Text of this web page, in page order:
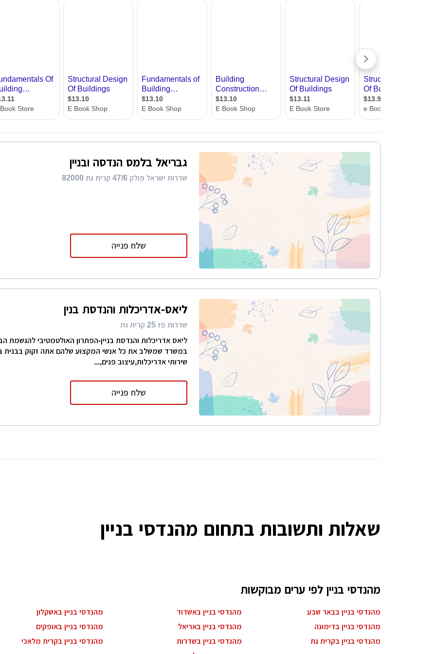
עיצוב דירת קבלן
עיצוב חנויות
גבריאל בלמס הנדסה ובניין
שדרות ישראל פולק 47/6 קרית גת 82000
שלח פנייה
ליאס-אדריכלות והנדסת בנין
שדרות פז 25 קרית גת
ליאס אדריכלות והנדסת בניין-הפתרון האולטמטיבי להגשמת
במשרד שמשלב את כל אנשי המקצוע שלהם אתה זקוק בבנית
שירותי אדריכלות,עיצוב פנים,...
שלח פנייה
שאלות ותשובות בתחום מהנדסי בניין
מהנדסי בניין לפי ערים מבוקשות
מהנדסי בניין בבאר שבע מהנדסי בניין באשדוד
מהנדסי בניין באשקלון
מהנדסי בניין בדימונה
מהנדסי בניין באריאל
מהנדסי בניין באופקים
מהנדסי בניין בקרית גת
מהנדסי בניין בשדרות
מהנדסי בניין בקרית מלאכי